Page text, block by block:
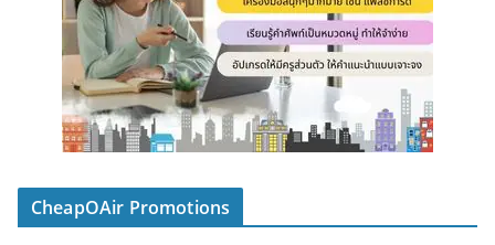
CheapOAir Promotions